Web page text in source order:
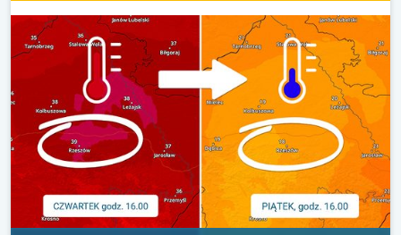
20 stopni różnicy z dnia na dzień. Ogromne ochłodzenie. . .